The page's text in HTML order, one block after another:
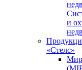
и
«Стелс»